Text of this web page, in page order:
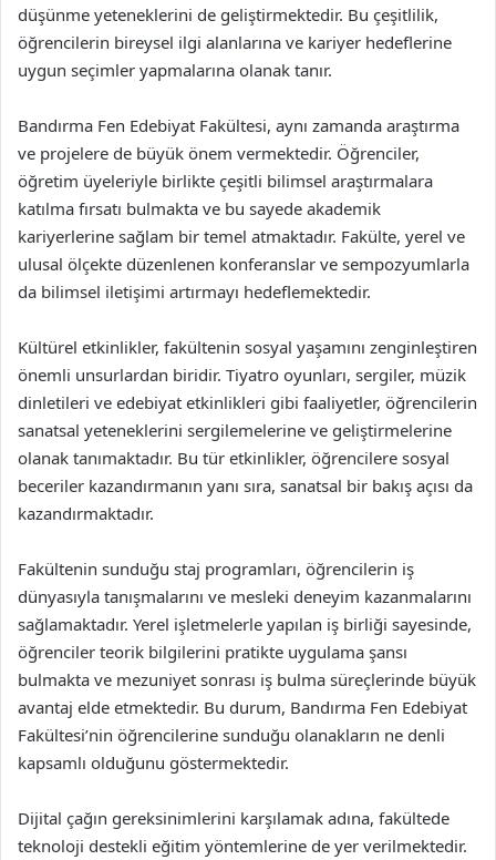
düşünme yeteneklerini de geliştirmektedir. Bu çeşitlilik,
öğrencilerin bireysel ilgi alanlarına ve kariyer hedeflerine
uygun seçimler yapmalarına olanak tanır.
Bandırma Fen Edebiyat Fakültesi, aynı zamanda araştırma
ve projelere de büyük önem vermektedir. Öğrenciler,
öğretim üyeleriyle birlikte çeşitli bilimsel araştırmalara
katılma fırsatı bulmakta ve bu sayede akademik
kariyerlerine sağlam bir temel atmaktadır. Fakülte, yerel ve
ulusal ölçekte düzenlenen konferanslar ve sempozyumlarla
da bilimsel iletişimi artırmayı hedeflemektedir.
Kültürel etkinlikler, fakültenin sosyal yaşamını zenginleştiren
önemli unsurlardan biridir. Tiyatro oyunları, sergiler, müzik
dinletileri ve edebiyat etkinlikleri gibi faaliyetler, öğrencilerin
sanatsal yeteneklerini sergilemelerine ve geliştirmelerine
olanak tanımaktadır. Bu tür etkinlikler, öğrencilere sosyal
beceriler kazandırmanın yanı sıra, sanatsal bir bakış açısı da
kazandırmaktadır.
Fakültenin sunduğu staj programları, öğrencilerin iş
dünyasıyla tanışmalarını ve mesleki deneyim kazanmalarını
sağlamaktadır. Yerel işletmelerle yapılan iş birliği sayesinde,
öğrenciler teorik bilgilerini pratikte uygulama şansı
bulmakta ve mezuniyet sonrası iş bulma süreçlerinde büyük
avantaj elde etmektedir. Bu durum, Bandırma Fen Edebiyat
Fakültesi’nin öğrencilerine sunduğu olanakların ne denli
kapsamlı olduğunu göstermektedir.
Dijital çağın gereksinimlerini karşılamak adına, fakültede
teknoloji destekli eğitim yöntemlerine de yer verilmektedir.